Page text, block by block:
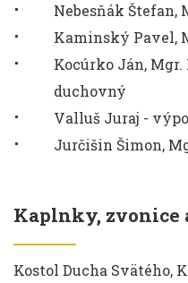
Nebesňák Štefan,
Kaminský Pavel,
Kocúrko Ján,
duchovný
Valluš Juraj -
Jurčišin Šimon,
Kaplnky, zvonice
Kostol Ducha Svätého,